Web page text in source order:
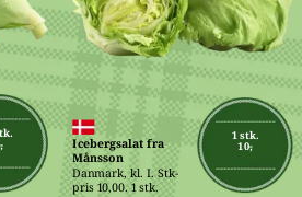
1 stk.
10,-
Icebergsalat fra
Månsson
Danmark, kl. I. Stk-
pris 10,00. 1 stk.